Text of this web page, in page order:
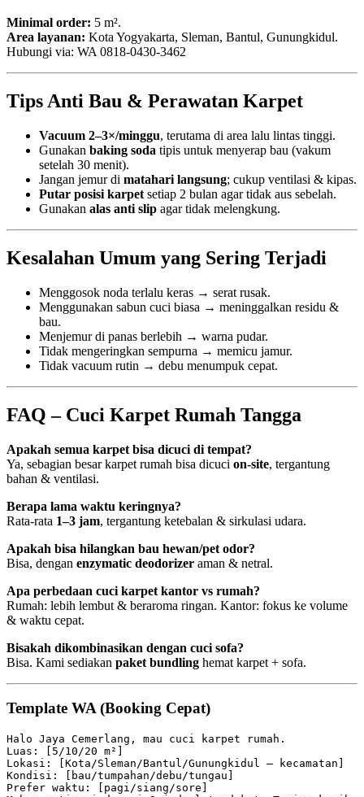
Minimal order: 5 m².
Area layanan: Kota Yogyakarta, Sleman, Bantul, Gunungkidul.
Hubungi via: WA 0818‑0430‑3462
Tips Anti Bau & Perawatan Karpet
Vacuum 2–3×/minggu, terutama di area lalu lintas tinggi.
Gunakan baking soda tipis untuk menyerap bau (vakum
setelah 30 menit).
Jangan jemur di matahari langsung; cukup ventilasi & kipas.
Putar posisi karpet setiap 2 bulan agar tidak aus sebelah.
Gunakan alas anti slip agar tidak melengkung.
Kesalahan Umum yang Sering Terjadi
Menggosok noda terlalu keras → serat rusak.
Menggunakan sabun cuci biasa → meninggalkan residu &
bau.
Menjemur di panas berlebih → warna pudar.
Tidak mengeringkan sempurna → memicu jamur.
Tidak vacuum rutin → debu menumpuk cepat.
FAQ – Cuci Karpet Rumah Tangga
Apakah semua karpet bisa dicuci di tempat?
Ya, sebagian besar karpet rumah bisa dicuci on-site, tergantung
bahan & ventilasi.
Berapa lama waktu keringnya?
Rata-rata 1–3 jam, tergantung ketebalan & sirkulasi udara.
Apakah bisa hilangkan bau hewan/pet odor?
Bisa, dengan enzymatic deodorizer aman & netral.
Apa perbedaan cuci karpet kantor vs rumah?
Rumah: lebih lembut & beraroma ringan. Kantor: fokus ke volume
& waktu cepat.
Bisakah dikombinasikan dengan cuci sofa?
Bisa. Kami sediakan paket bundling hemat karpet + sofa.
Template WA (Booking Cepat)
Halo Jaya Cemerlang, mau cuci karpet rumah.
Luas: [5/10/20 m²]
Lokasi: [Kota/Sleman/Bantul/Gunungkidul – kecamatan]
Kondisi: [bau/tumpahan/debu/tungau]
Prefer waktu: [pagi/siang/sore]